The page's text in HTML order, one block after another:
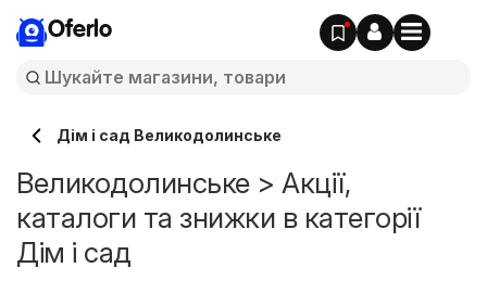
Oferlo
Дім і сад Великодолинське
Великодолинське > Акції,
каталоги та знижки в категорії
Дім і сад